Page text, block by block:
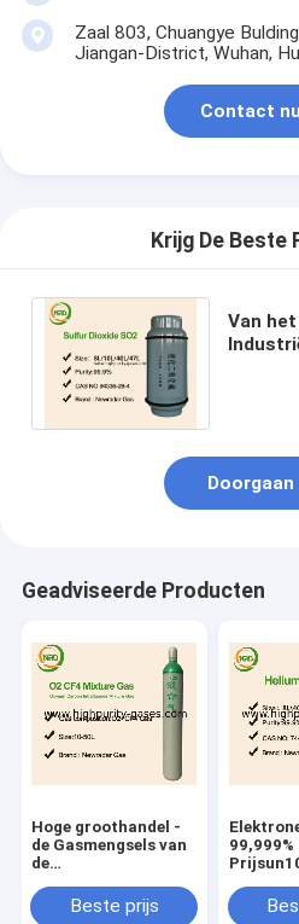
Zaal 803, Chuangye
Jiangan-District, Wuhan,
Contact nu
Krijg De Beste
Van
Doorgaan
Geadviseerde Producten
Hoge groothandel -
de Gasmengsels van
de
Beste prijs
99,999%